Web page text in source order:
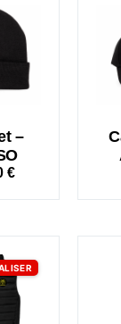
–
€